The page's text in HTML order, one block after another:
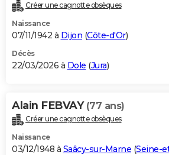
Destinations
City break
Voyage nature
Voyage de noces
Forum
Climat
+PHOTO
GUIDES D'ACHAT
BONS PLANS
Carte de Noël
Carte Bonne année
Carte Saint-Valentin
Carte Pâques
Carte d'anniversaire
DICTIONNAIRE
Dictionnaire
Biographies
Citations
Expressions
Proverbes
PROGRAMME TV
Créer une cagnotte obsèques
Naissance
07/11/1942 à Dijon (Côte-d'Or)
Décès
22/03/2026 à Dole (Jura)
Alain FEBVAY (77 ans)
Créer une cagnotte obsèques
Naissance
03/12/1948 à Saâcy-sur-Marne (Seine-